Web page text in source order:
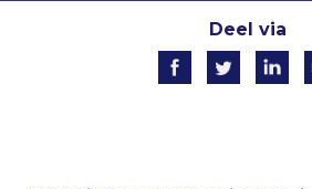
Deel via